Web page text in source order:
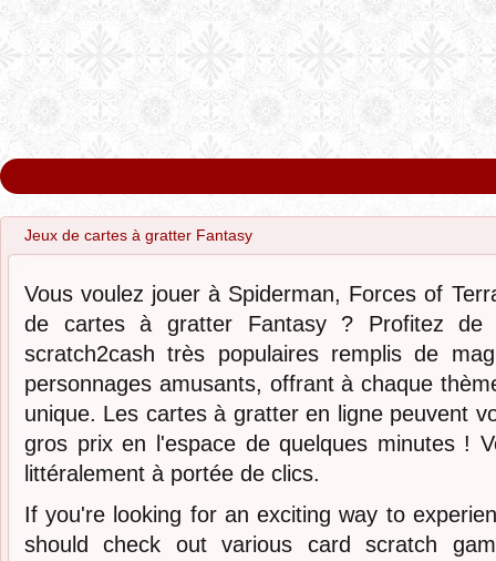
Jeux de cartes à gratter Fantasy
Vous voulez jouer à Spiderman, Forces of
de cartes à gratter Fantasy ? Profitez de
scratch2cash très populaires remplis de
personnages amusants, offrant à chaque
unique. Les cartes à gratter en ligne peuvent
gros prix en l'espace de quelques minutes !
littéralement à portée de clics.
If you're looking for an exciting way to
should check out various card scratch